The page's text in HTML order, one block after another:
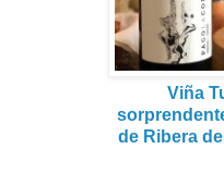
Viña
de Ribera